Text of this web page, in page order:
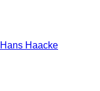
Hans Haacke